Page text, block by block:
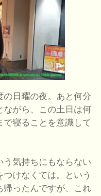
日曜の夜。あと何分
ながら、この土日は何
で寝ることを意識して
気持ちにもならない
つけなくては。という
帰ったんですが、これ